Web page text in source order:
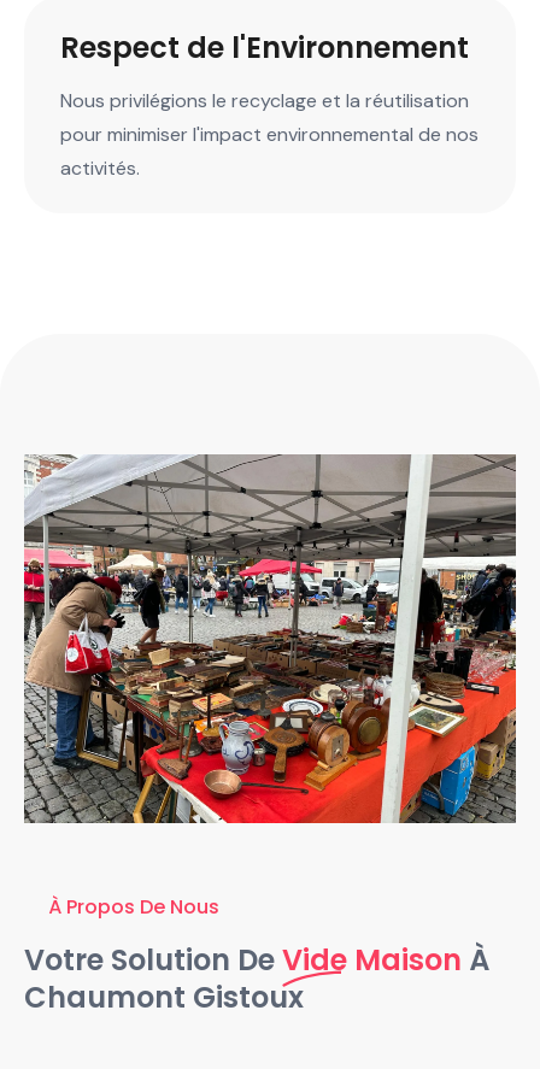
Respect de l'Environnement
Nous privilégions le recyclage et la réutilisation
pour minimiser l'impact environnemental de nos
activités.
À Propos De Nous
Votre Solution DeVide Maison À
Chaumont Gistoux